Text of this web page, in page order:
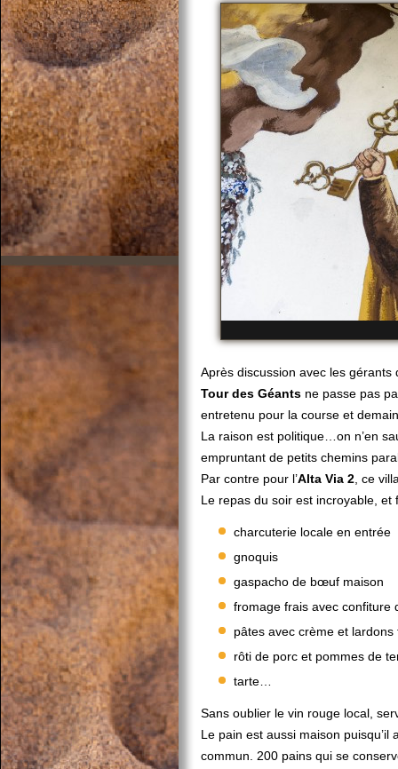
Après discussion avec les gérants
Tour des Géants ne passe pas
entretenu pour la course et
La raison est politique…on n’en
empruntant de petits chemins
Par contre pour l’Alta Via 2 , ce
Le repas du soir est incroyable, et
charcuterie locale en entrée
gnoquis
gaspacho de bœuf maison
fromage frais avec confiture
pâtes avec crème et lardons
rôti de porc et pommes de
tarte…
Sans oublier le vin rouge local,
Le pain est aussi maison
commun. 200 pains qui se